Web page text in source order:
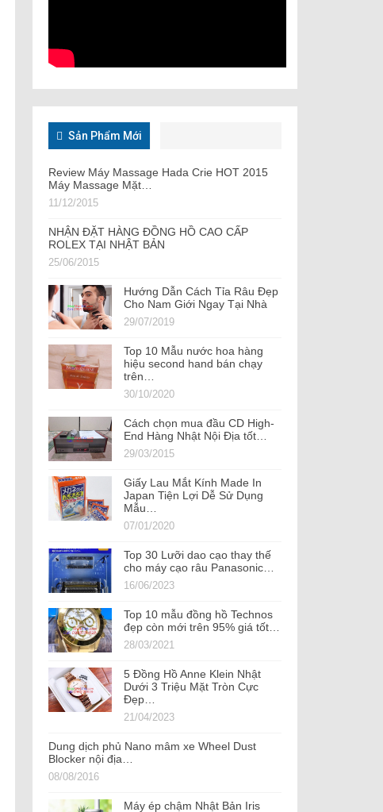
Sản Phẩm Mới
Review Máy Massage Hada Crie HOT 2015
Máy Massage Mặt…
11/12/2015
NHẬN ĐẶT HÀNG ĐỒNG HỒ CAO CẤP
ROLEX TẠI NHẬT BẢN
25/06/2015
Hướng Dẫn Cách Tỉa Râu Đẹp
Cho Nam Giới Ngay Tại Nhà
29/07/2019
Top 10 Mẫu nước hoa hàng
hiệu second hand bán chạy
trên…
30/10/2020
Cách chọn mua đầu CD High-
End Hàng Nhật Nội Địa tốt…
29/03/2015
Giấy Lau Mắt Kính Made In
Japan Tiện Lợi Dễ Sử Dụng
Mẫu…
07/01/2020
Top 30 Lưỡi dao cạo thay thế
cho máy cạo râu Panasonic…
16/06/2023
Top 10 mẫu đồng hồ Technos
đẹp còn mới trên 95% giá tốt…
28/03/2021
5 Đồng Hồ Anne Klein Nhật
Dưới 3 Triệu Mặt Tròn Cực
Đẹp…
21/04/2023
Dung dịch phủ Nano mâm xe Wheel Dust
Blocker nội địa…
08/08/2016
Máy ép chậm Nhật Bản Iris